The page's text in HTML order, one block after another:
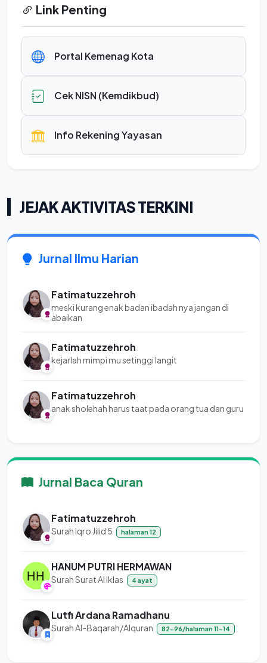
Link Penting
Portal Kemenag Kota
Cek NISN (Kemdikbud)
Info Rekening Yayasan
JEJAK AKTIVITAS TERKINI
Jurnal Ilmu Harian
Fatimatuzzehroh
meski kurang enak badan ibadah nya jangan di
abaikan
Fatimatuzzehroh
kejarlah mimpi mu setinggi langit
Fatimatuzzehroh
anak sholehah harus taat pada orang tua dan guru
Jurnal Baca Quran
Fatimatuzzehroh
Surah Iqro Jilid 5 halaman 12
HANUM PUTRI HERMAWAN
Surah Surat Al Iklas 4 ayat
Lutfi Ardana Ramadhanu
Surah Al-Baqarah/Alquran 82-96/halaman 11-14